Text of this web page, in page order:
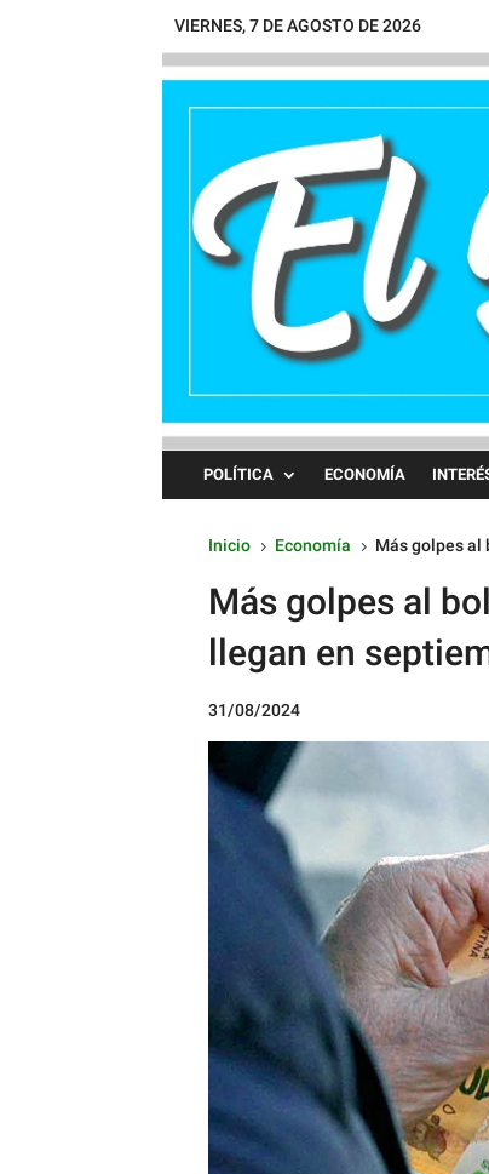
VIERNES, 7 DE AGOSTO DE 2026
POLÍTICA ECONOMÍA
Inicio 5 Economía 5 Más golpes al
Más golpes al
llegan en
31/08/2024